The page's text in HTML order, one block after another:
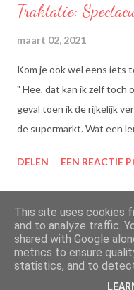
Traktatie:
maart 02, 2021
Kom je ook wel eens iets
" Hee, dat kan ik zelf toch
geval toen ik de rijkelijk
de supermarkt. Wat een
lekkere traktatie,
DELEN EEN REACTIE
Mogelijk
Thema-
This site uses cookies
and to analyze traffic.
shared with Google
metrics to ensure
statistics, and to